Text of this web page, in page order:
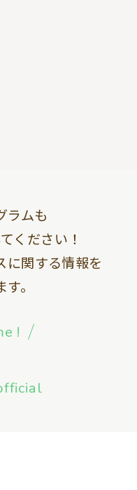
ラムも
ください！
に関する情報を
。
!